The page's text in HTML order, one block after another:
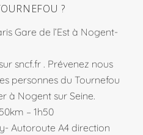
?
Gare de l’Est à Nogent-
sncf.fr . Prévenez nous
personnes du Tournefou
à Nogent sur Seine.
– 1h50
Autoroute A4 direction